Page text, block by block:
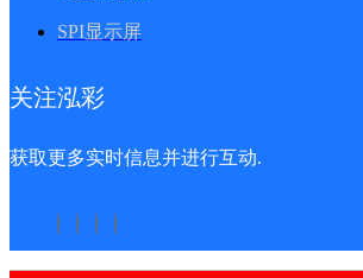
SPI显示屏
关注泓彩
获取更多实时信息并进行互动.